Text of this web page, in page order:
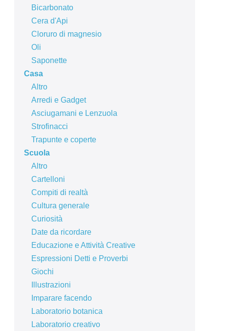
Bicarbonato
Cera d'Api
Cloruro di magnesio
Oli
Saponette
Casa
Altro
Arredi e Gadget
Asciugamani e Lenzuola
Strofinacci
Trapunte e coperte
Scuola
Altro
Cartelloni
Compiti di realtà
Cultura generale
Curiosità
Date da ricordare
Educazione e Attività Creative
Espressioni Detti e Proverbi
Giochi
Illustrazioni
Imparare facendo
Laboratorio botanica
Laboratorio creativo